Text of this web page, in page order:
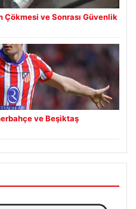
Çökmesi ve Sonrası Güvenlik
ve Beşiktaş